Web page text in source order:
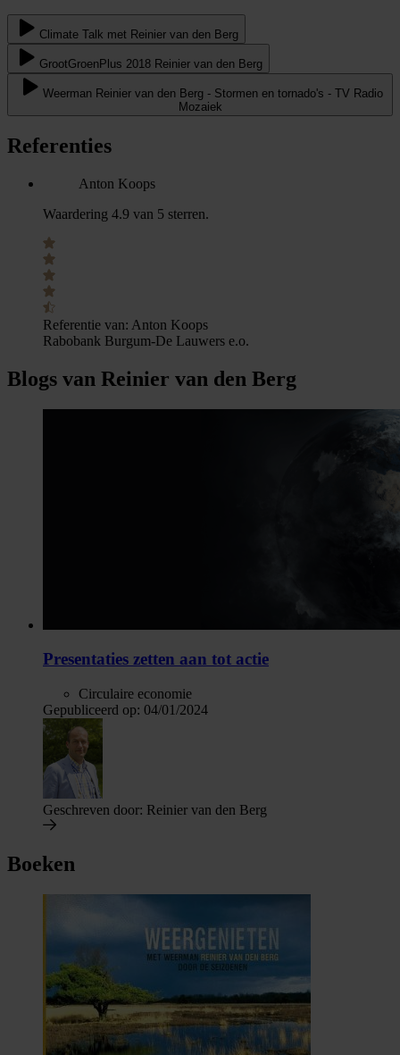
Climate Talk met Reinier van den Berg
GrootGroenPlus 2018 Reinier van den Berg
Weerman Reinier van den Berg - Stormen en tornado's - TV Radio
Mozaiek
Referenties
Anton Koops
Waardering 4.9 van 5 sterren.
Referentie van: Anton Koops
Rabobank Burgum-De Lauwers e.o.
Blogs van Reinier van den Berg
Presentaties zetten aan tot actie
Circulaire economie
Gepubliceerd op: 04/01/2024
Geschreven door: Reinier van den Berg
Boeken